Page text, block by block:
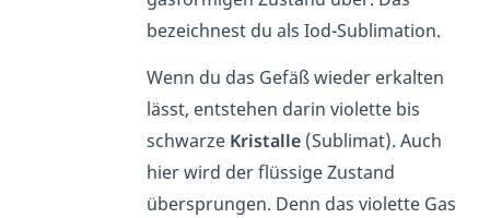
bezeichnest du als Iod-Sublimation.
Wenn du das Gefäß wieder erkalten
lässt, entstehen darin violette bis
schwarze Kristalle (Sublimat). Auch
hier wird der flüssige Zustand
übersprungen. Denn das violette Gas